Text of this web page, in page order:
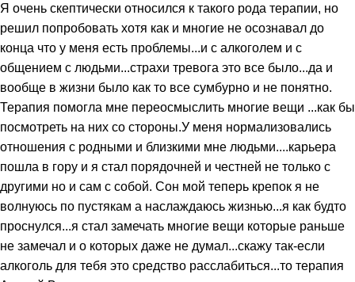
Я очень скептически относился к такого рода терапии, но
решил попробовать хотя как и многие не осознавал до
конца что у меня есть проблемы...и с алкоголем и с
общением с людьми...страхи тревога это все было...да и
вообще в жизни было как то все сумбурно и не понятно.
Терапия помогла мне переосмыслить многие вещи ...как бы
посмотреть на них со стороны.У меня нормализовались
отношения с родными и близкими мне людьми....карьера
пошла в гору и я стал порядочней и честней не только с
другими но и сам с собой. Сон мой теперь крепок я не
волнуюсь по пустякам а наслаждаюсь жизнью...я как будто
проснулся...я стал замечать многие вещи которые раньше
не замечал и о которых даже не думал...скажу так-если
алкоголь для тебя это средство расслабиться...то терапия